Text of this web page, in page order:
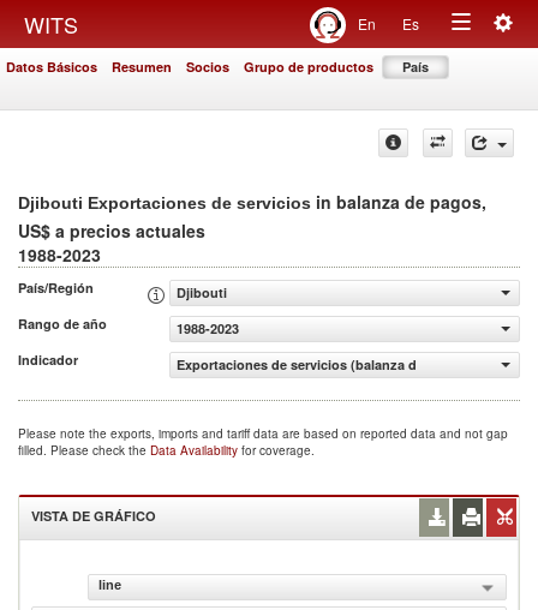
WITS En Es
Toggle
Datos Básicos Resumen Socios Grupo de productos País
Djibouti Exportaciones de servicios in balanza de pagos,
US$ a precios actuales
1988-2023
País/Región
Djibouti
Rango de año
1988-2023
Indicador
Exportaciones de servicios (balanza de pagos, US$ a
Please note the exports, imports and tariff data are based on reported data and not gap
filled. Please check the Data Availability for coverage.
VISTA DE GRÁFICO
line